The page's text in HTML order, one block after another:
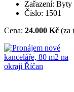
Zařazení: Byty
Číslo: 1501
Cena: 24.000 Kč (za